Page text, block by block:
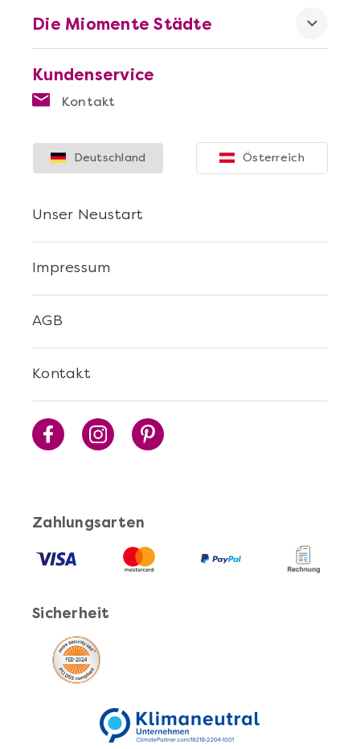
Die beste Pizza@Home
Sushi Selber Machen - DIY-Set
Cocktails Selber Machen - DIY-Set
Kundenservice
Kontakt
Die Miomente Städte
Zahlungsarten
Sicherheit
Kontakt
AGB
Impressum
Unser Neustart
Deutschland Österreich